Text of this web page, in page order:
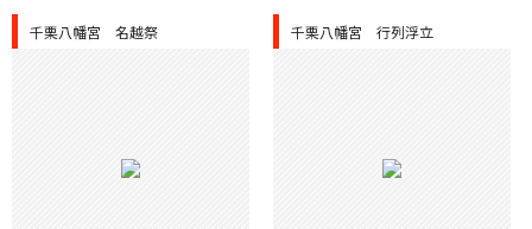
千栗八幡宮 名越祭 千栗八幡宮 行列浮立